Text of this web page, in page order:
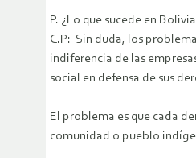
P. ¿Lo que sucede en
C.P: Sin duda, los
indiferencia de las
social en defensa de sus
El problema es que cada
comunidad o pueblo